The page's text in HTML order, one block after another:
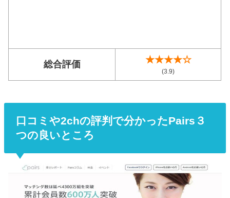
総合評価 ★★★★☆
(3.9)
口コミや2chの評判で分かったPairs３
つの良いところ